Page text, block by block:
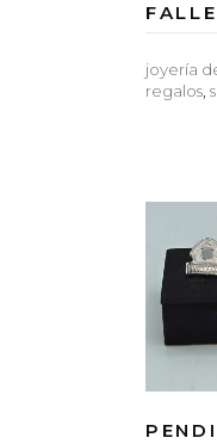
joyería
regalos,